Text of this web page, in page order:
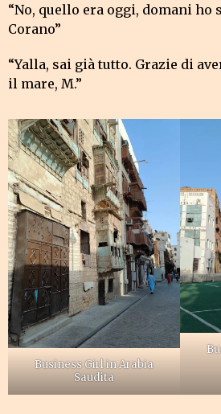
“No, quello era oggi, domani ho
Corano”
“Yalla, sai già tutto. Grazie di
il mare, M.”
Business Girl in Arabia
Saudita